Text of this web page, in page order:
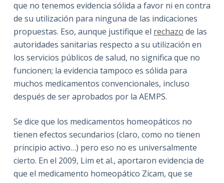
que no tenemos evidencia sólida a favor ni en contra
de su utilización para ninguna de las indicaciones
propuestas. Eso, aunque justifique el rechazo de las
autoridades sanitarias respecto a su utilización en
los servicios públicos de salud, no significa que no
funcionen; la evidencia tampoco es sólida para
muchos medicamentos convencionales, incluso
después de ser aprobados por la AEMPS.
Se dice que los medicamentos homeopáticos no
tienen efectos secundarios (claro, como no tienen
principio activo…) pero eso no es universalmente
cierto. En el 2009, Lim et al., aportaron evidencia de
que el medicamento homeopático Zicam, que se